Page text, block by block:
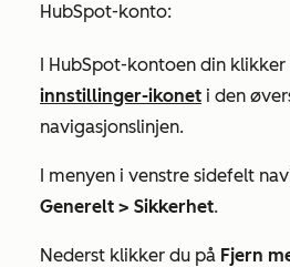
HubSpot-konto:
I HubSpot-kontoen din klikker
innstillinger-ikonet i den
navigasjonslinjen.
I menyen i venstre sidefelt
Generelt > Sikkerhet.
Nederst klikker du på Fjern